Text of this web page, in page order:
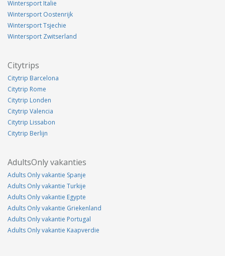
Wintersport Italie
Wintersport Oostenrijk
Wintersport Tsjechie
Wintersport Zwitserland
Citytrips
Citytrip Barcelona
Citytrip Rome
Citytrip Londen
Citytrip Valencia
Citytrip Lissabon
Citytrip Berlijn
AdultsOnly vakanties
Adults Only vakantie Spanje
Adults Only vakantie Turkije
Adults Only vakantie Egypte
Adults Only vakantie Griekenland
Adults Only vakantie Portugal
Adults Only vakantie Kaapverdie